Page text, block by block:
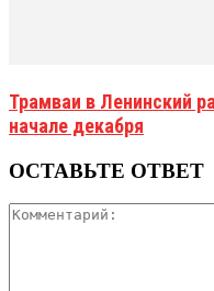
Трамваи в Ленинский
начале декабря
ОСТАВЬТЕ ОТВЕТ